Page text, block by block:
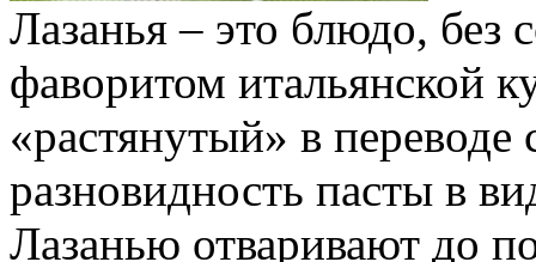
Лазанья – это блюдо, без
фаворитом итальянской
«растянутый» в переводе
разновидность пасты в
Лазанью отваривают до